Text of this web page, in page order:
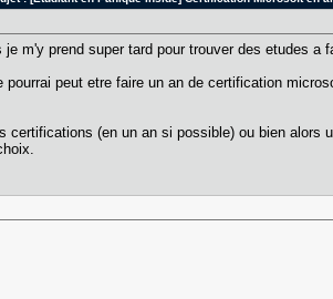
m'y prend super tard pour trouver des etudes a
peut etre faire un an de certification
(en un an si possible) ou bien alors